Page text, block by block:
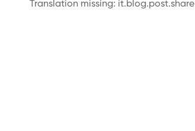
Translation missing: it.blog.post.share